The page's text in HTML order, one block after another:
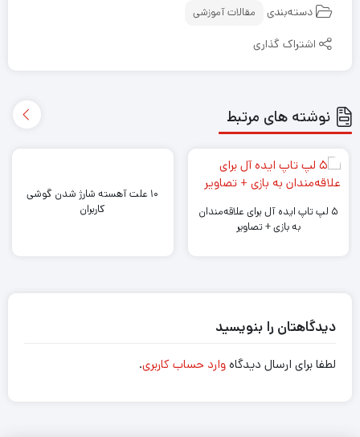
دسته‌بندی مقالات آموزشی
اشتراک گذاری
نوشته های مرتبط
۵ لپ تاپ ایده آل برای علاقه‌مندان
به بازی + تصاویر
۱۰ علت آهسته شارژ شدن گوشی
کاربران
دیدگاهتان را بنویسید
لطفا برای ارسال دیدگاهوارد حساب کاربری.